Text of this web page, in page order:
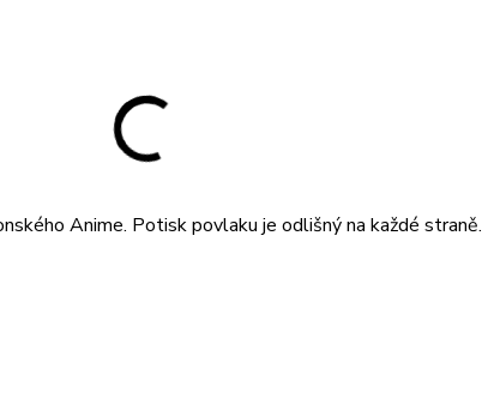
Anime. Potisk povlaku je odlišný na každé straně.